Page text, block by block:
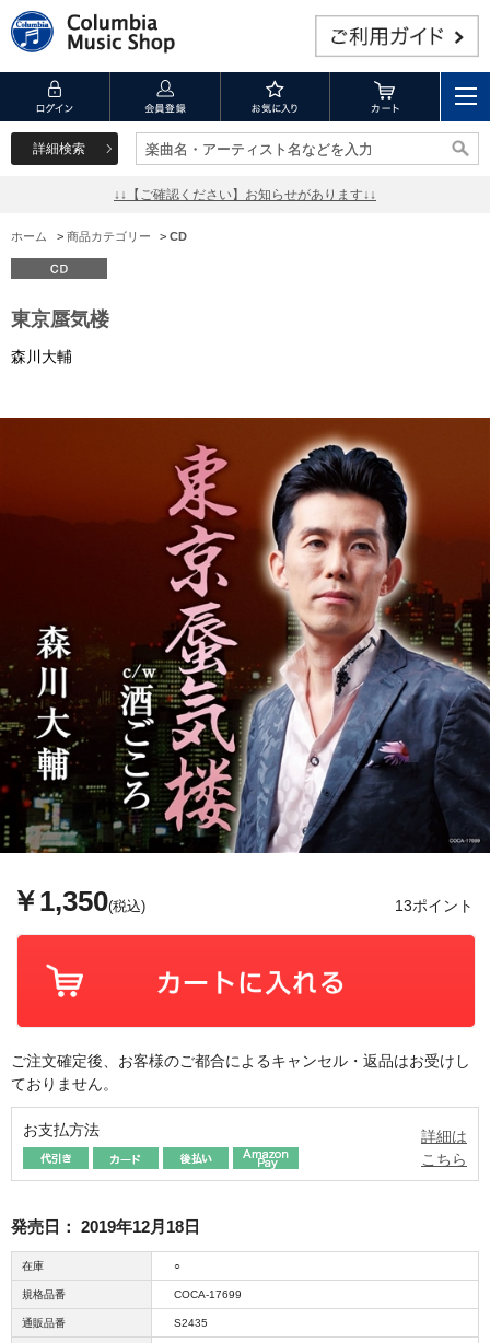
詳細検索 楽曲名・アーティスト名などを入力
楽曲名・アーティスト名などを入力
↓↓【ご確認ください】お知らせがあります↓↓
ホーム > 商品カテゴリー > CD
東京蜃気楼
森川大輔
￥1,350(税込) 13ポイント
ご注文確定後、お客様のご都合によるキャンセル・返品はお受けし
ておりません。
お支払方法
詳細は
こちら
発売日： 2019年12月18日
在庫 ○
規格品番 COCA-17699
通販品番 S2435